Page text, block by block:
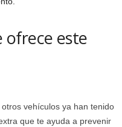
ofrece este
vehículos ya han tenido
que te ayuda a prevenir